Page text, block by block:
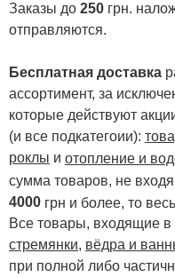
Заказы до 250 грн.
отправляются.
Бесплатная доставка
ассортимент, за
которые действуют
(и все подкатегоии):
роклы и отопление и
сумма товаров, не
4000 грн и более, то
Все товары, входящие в
стремянки, вёдра и
при полной либо